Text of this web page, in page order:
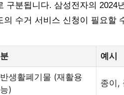
구분됩니다. 삼성전자의 2024
의 수거 서비스 신청이 필요할
예시
생활폐기물 (재활용
)
종이,